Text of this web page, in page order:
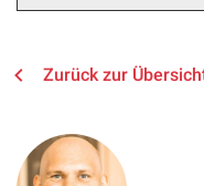
Zurück zur